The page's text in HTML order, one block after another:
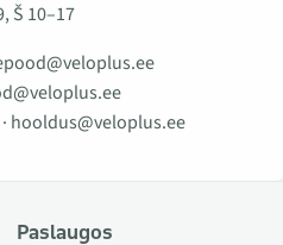
Š 10–17
· hooldus@veloplus.ee
Paslaugos